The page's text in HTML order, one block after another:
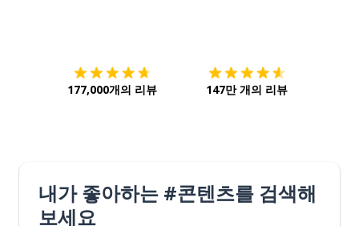
177,000개의 리뷰 147만 개의 리뷰
내가 좋아하는 #콘텐츠를 검색해
보세요